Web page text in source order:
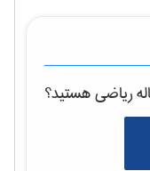
رياضیهستید؟